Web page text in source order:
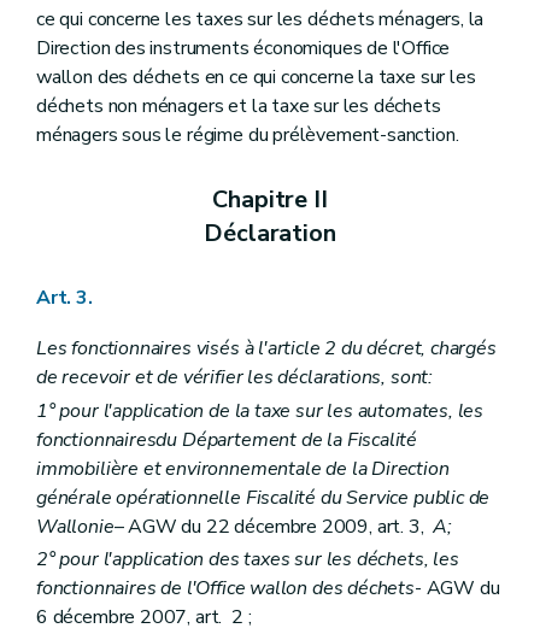
ce qui concerne les taxes sur les déchets ménagers, la
Direction des instruments économiques de l'Office
wallon des déchets en ce qui concerne la taxe sur les
déchets non ménagers et la taxe sur les déchets
ménagers sous le régime du prélèvement-sanction.
Chapitre II
Déclaration
Art. 3.
Les fonctionnaires visés à l'article 2 du décret, chargés
de recevoir et de vérifier les déclarations, sont:
1° pour l'application de la taxe sur les automates, les
fonctionnairesdu Département de la Fiscalité
immobilière et environnementale de la Direction
générale opérationnelle Fiscalité du Service public de
Wallonie– AGW du 22 décembre 2009, art. 3,A;
2° pour l'application des taxes sur les déchets, les
fonctionnaires de l'Office wallon des déchets- AGW du
6 décembre 2007, art. 2 ;